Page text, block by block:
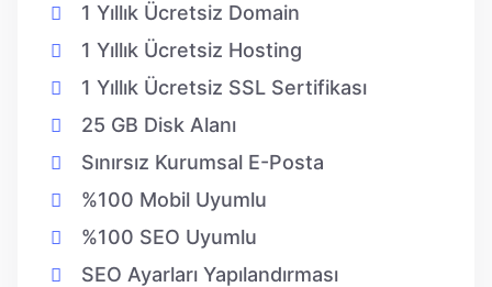
1 Yıllık Ücretsiz Domain
1 Yıllık Ücretsiz Hosting
1 Yıllık Ücretsiz SSL Sertifikası
25 GB Disk Alanı
Sınırsız Kurumsal E-Posta
%100 Mobil Uyumlu
%100 SEO Uyumlu
SEO Ayarları Yapılandırması